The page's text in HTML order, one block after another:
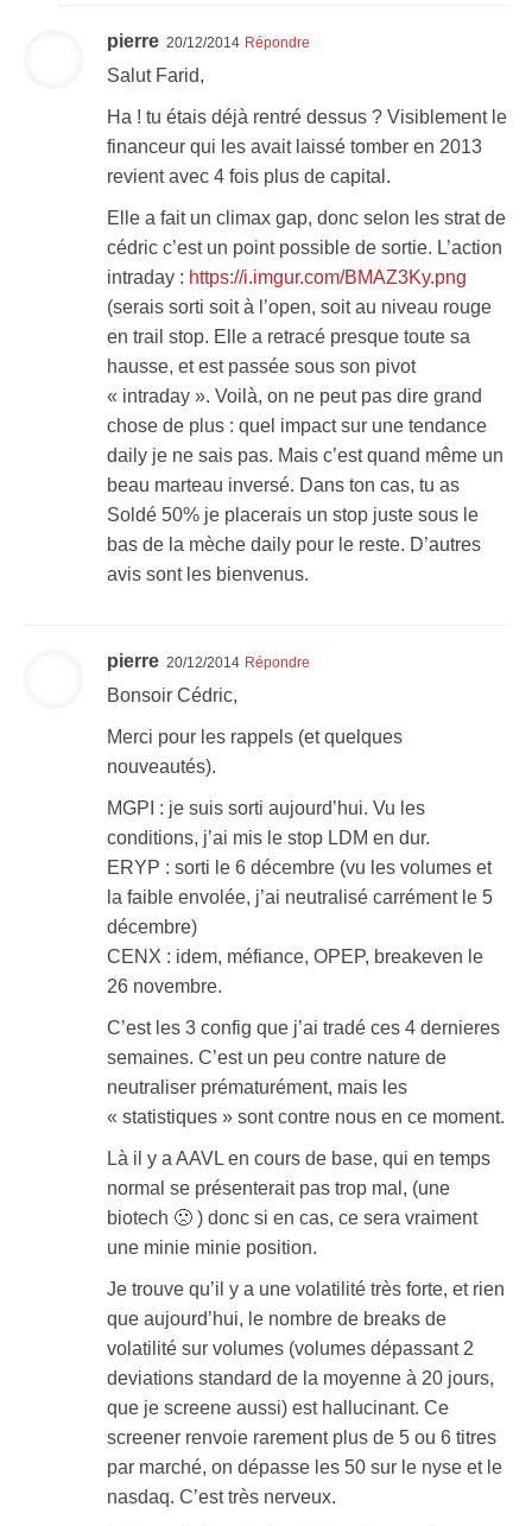
pierre 20/12/2014 Répondre
Salut Farid,
Ha ! tu étais déjà rentré dessus ? Visiblement le
financeur qui les avait laissé tomber en 2013
revient avec 4 fois plus de capital.
Elle a fait un climax gap, donc selon les strat de
cédric c’est un point possible de sortie. L’action
intraday : https://i.imgur.com/BMAZ3Ky.png
(serais sorti soit à l’open, soit au niveau rouge
en trail stop. Elle a retracé presque toute sa
hausse, et est passée sous son pivot
« intraday ». Voilà, on ne peut pas dire grand
chose de plus : quel impact sur une tendance
daily je ne sais pas. Mais c’est quand même un
beau marteau inversé. Dans ton cas, tu as
Soldé 50% je placerais un stop juste sous le
bas de la mèche daily pour le reste. D’autres
avis sont les bienvenus.
pierre 20/12/2014 Répondre
Bonsoir Cédric,
Merci pour les rappels (et quelques
nouveautés).
MGPI : je suis sorti aujourd’hui. Vu les
conditions, j’ai mis le stop LDM en dur.
ERYP : sorti le 6 décembre (vu les volumes et
la faible envolée, j’ai neutralisé carrément le 5
décembre)
CENX : idem, méfiance, OPEP, breakeven le
26 novembre.
C’est les 3 config que j’ai tradé ces 4 dernieres
semaines. C’est un peu contre nature de
neutraliser prématurément, mais les
« statistiques » sont contre nous en ce moment.
Là il y a AAVL en cours de base, qui en temps
normal se présenterait pas trop mal, (une
biotech 🙁 ) donc si en cas, ce sera vraiment
une minie minie position.
Je trouve qu’il y a une volatilité très forte, et rien
que aujourd’hui, le nombre de breaks de
volatilité sur volumes (volumes dépassant 2
deviations standard de la moyenne à 20 jours,
que je screene aussi) est hallucinant. Ce
screener renvoie rarement plus de 5 ou 6 titres
par marché, on dépasse les 50 sur le nyse et le
nasdaq. C’est très nerveux.